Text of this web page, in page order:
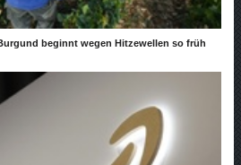
beginnt wegen Hitzewellen so früh